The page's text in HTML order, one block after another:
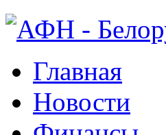
Главная
Новости